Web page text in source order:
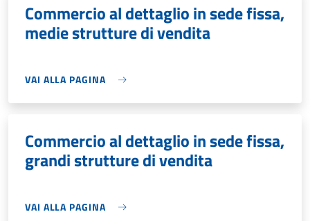
Commercio al dettaglio in sede fissa,
medie strutture di vendita
VAI ALLA PAGINA
Commercio al dettaglio in sede fissa,
grandi strutture di vendita
VAI ALLA PAGINA